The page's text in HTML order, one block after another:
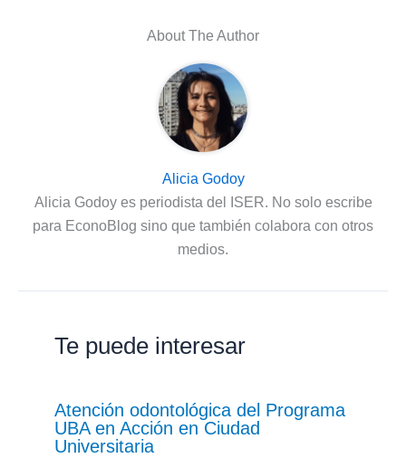
About The Author
Alicia Godoy
Alicia Godoy es periodista del ISER. No solo escribe
para EconoBlog sino que también colabora con otros
medios.
Te puede interesar
Atención odontológica del Programa
UBA en Acción en Ciudad
Universitaria